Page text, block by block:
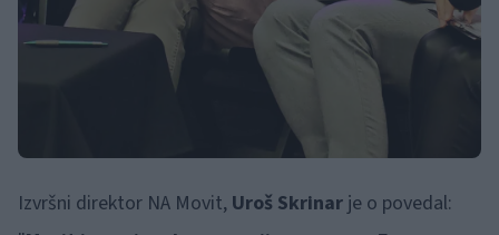
Izvršni direktor NA Movit, Uroš Skrinar je o povedal: